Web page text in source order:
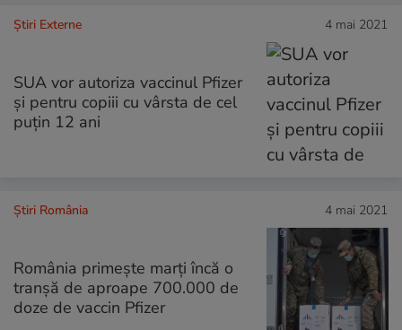
Știri Externe 4 mai 2021
SUA vor autoriza vaccinul Pfizer
și pentru copiii cu vârsta de cel
puțin 12 ani
Știri România 4 mai 2021
România primește marți încă o
tranșă de aproape 700.000 de
doze de vaccin Pfizer